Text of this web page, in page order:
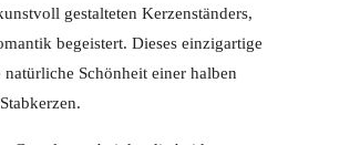
gestalteten Kerzenständers,
begeistert. Dieses einzigartige
Schönheit einer halben